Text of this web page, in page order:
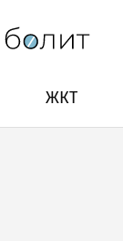
ЖКТ